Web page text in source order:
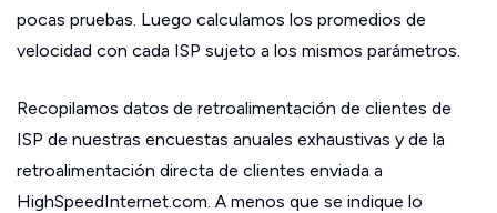
pocas pruebas. Luego calculamos los promedios de
velocidad con cada ISP sujeto a los mismos parámetros.
Recopilamos datos de retroalimentación de clientes de
ISP de nuestras encuestas anuales exhaustivas y de la
retroalimentación directa de clientes enviada a
HighSpeedInternet.com. A menos que se indique lo